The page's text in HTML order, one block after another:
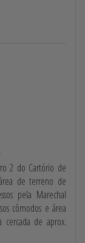
2 do Cartório de
de terreno de
pela Marechal
cômodos e área
de aprox.